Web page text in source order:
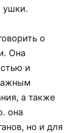
ушки.
о
Она
и
а также
она
но и для